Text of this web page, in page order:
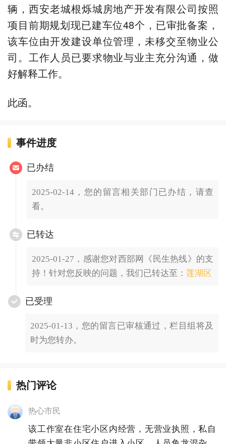
辆，西安老城根烁城房地产开发有限公司按照
项目前期规划现已建车位48个，已审批备案，
该车位由开发建设单位管理，未移交至物业公
司。工作人员已要求物业与业主充分沟通，做
好解释工作。
此函。
事件进度
已办结
2025-02-14，您的留言相关部门已办结，请查
看。
已转达
2025-01-27，感谢您对西部网《民生热线》的支
持！针对您反映的问题，我们已转达至： 莲湖区
已受理
2025-01-13，您的留言已审核通过，栏目组将及
时为您转办。
热门评论
热心市民
该工作室在住宅小区内经营，无营业执照，私自